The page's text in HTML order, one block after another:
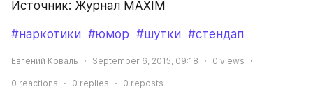
Источник: Журнал MAXIM
#наркотики #юмор #шутки #стендап
Евгений Коваль September 6, 2015, 09:18 0 views
0 reactions 0 replies 0 reposts